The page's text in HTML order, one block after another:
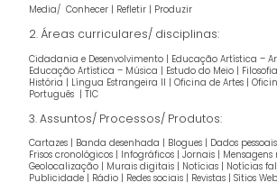
Media/ Conhecer | Refletir | Produzir
2. Áreas curriculares/ disciplinas:
Cidadania e Desenvolvimento | Educação Artística –
Educação Artística – Música | Estudo do Meio |
História | Língua Estrangeira II | Oficina de Artes |
Português | TIC
3. Assuntos/ Processos/ Produtos:
Cartazes | Banda desenhada | Blogues | Dados
Frisos cronológicos | Infográficos | Jornais |
Geolocalização | Murais digitais | Notícias | Notícias
Publicidade | Rádio | Redes sociais | Revistas | Sítios Web